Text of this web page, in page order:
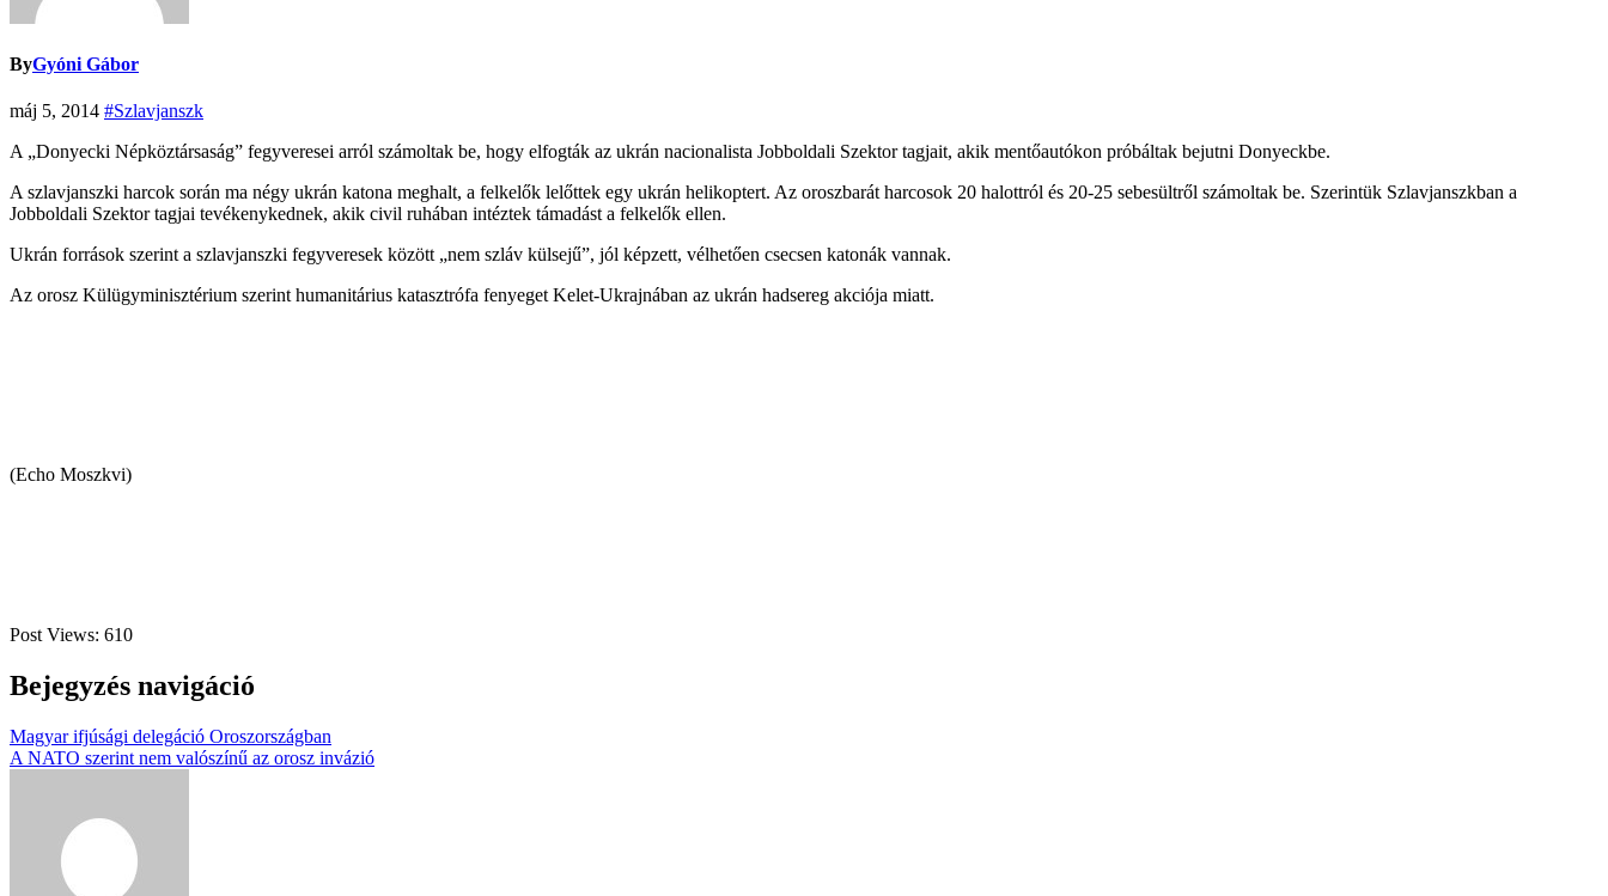
ByGyóni Gábor
máj 5, 2014 #Szlavjanszk
A „Donyecki Népköztársaság” fegyveresei arról számoltak be, hogy elfogták az ukrán nacionalista Jobboldali Szektor tagjait, akik mentőautókon próbáltak bejutni Donyeckbe.
A szlavjanszki harcok során ma négy ukrán katona meghalt, a felkelők lelőttek egy ukrán helikoptert. Az oroszbarát harcosok 20 halottról és 20-25 sebesültről számoltak be. Szerintük Szlavjanszkban a
Jobboldali Szektor tagjai tevékenykednek, akik civil ruhában intéztek támadást a felkelők ellen.
Ukrán források szerint a szlavjanszki fegyveresek között „nem szláv külsejű”, jól képzett, vélhetően csecsen katonák vannak.
Az orosz Külügyminisztérium szerint humanitárius katasztrófa fenyeget Kelet-Ukrajnában az ukrán hadsereg akciója miatt.
(Echo Moszkvi)
Post Views: 610
Bejegyzés navigáció
Magyar ifjúsági delegáció Oroszországban
A NATO szerint nem valószínű az orosz invázió